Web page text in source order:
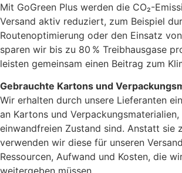
Mit GoGreen Plus werden die CO₂-
Versand aktiv reduziert, zum Beispiel
Routenoptimierung oder den Einsatz
sparen wir bis zu 80 % Treibhausgase
leisten gemeinsam einen Beitrag zum
Gebrauchte Kartons und
Wir erhalten durch unsere Lieferanten
an Kartons und Verpackungsmaterialien,
einwandfreien Zustand sind. Anstatt sie
verwenden wir diese für unseren
Ressourcen, Aufwand und Kosten, die
weitergeben müssen.